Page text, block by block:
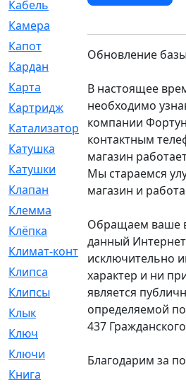
Кабель
[50]
Камера
Капот
Кардан
Карта
[2]
Картридж
[250]
Катализатор
[1]
Катушка
[2]
Катушки
[291]
Клапан
[375]
Клемма
Клёпка
[2]
Климат-контроль
Клипса
[21]
Клипсы
[321]
Клык
[4]
Ключ
[2]
Ключи
[3]
Книга
Обновление
В настоящее
необходимо
компании
контактным
магазин
Мы стараемся
магазин и
Обращаем ваше
данный
исключительно
характер и ни
является
определяемой
437
Благодарим за